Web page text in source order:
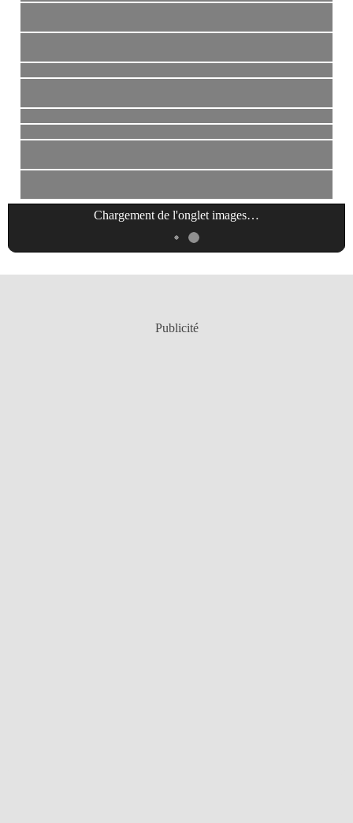
Chargement de l'onglet images…
Publicité